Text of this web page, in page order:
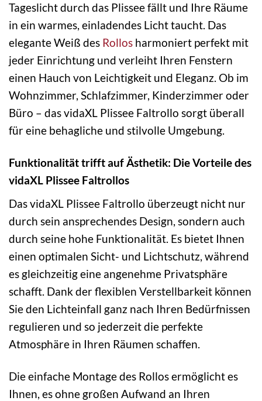
Tageslicht durch das Plissee fällt und Ihre Räume
in ein warmes, einladendes Licht taucht. Das
elegante Weiß des Rollos harmoniert perfekt mit
jeder Einrichtung und verleiht Ihren Fenstern
einen Hauch von Leichtigkeit und Eleganz. Ob im
Wohnzimmer, Schlafzimmer, Kinderzimmer oder
Büro – das vidaXL Plissee Faltrollo sorgt überall
für eine behagliche und stilvolle Umgebung.
Funktionalität trifft auf Ästhetik: Die Vorteile des
vidaXL Plissee Faltrollos
Das vidaXL Plissee Faltrollo überzeugt nicht nur
durch sein ansprechendes Design, sondern auch
durch seine hohe Funktionalität. Es bietet Ihnen
einen optimalen Sicht- und Lichtschutz, während
es gleichzeitig eine angenehme Privatsphäre
schafft. Dank der flexiblen Verstellbarkeit können
Sie den Lichteinfall ganz nach Ihren Bedürfnissen
regulieren und so jederzeit die perfekte
Atmosphäre in Ihren Räumen schaffen.
Die einfache Montage des Rollos ermöglicht es
Ihnen, es ohne großen Aufwand an Ihren